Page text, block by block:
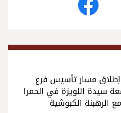
إطلاق مسار تأسيس فرع
سيدة اللويزة في الحمرا
الرهبنة الكبوشية